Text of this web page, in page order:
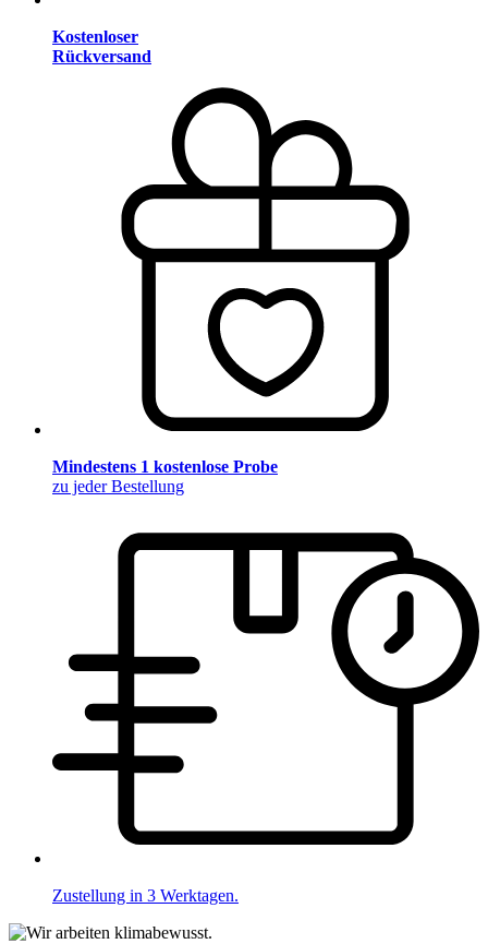
Kostenloser
Rückversand
Mindestens 1 kostenlose Probe
zu jeder Bestellung
Zustellung in 3 Werktagen.